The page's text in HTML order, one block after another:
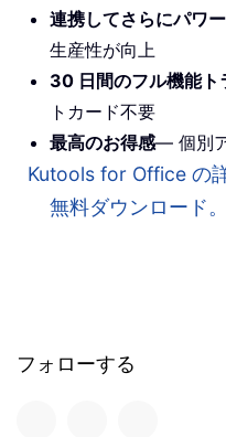
連携してさらにパワ
生産性が向上
30 日間のフル機能ト
トカード不要
最高のお得感— 個別
Kutools for Office の
無料ダウンロード。
フォローする